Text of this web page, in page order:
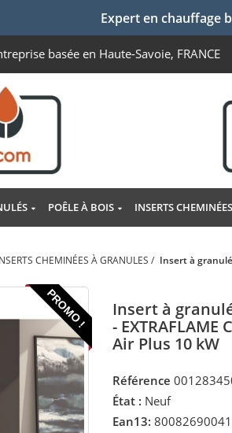
Expert en chauffage
basée en Haute-Savoie, FRANCE
POÊLE À BOIS INSERTS CHEMINÉES
CHEMINÉES À GRANULES / Insert à
PROMO !
Insert à
- EXTRAFLAME
Air Plus 10 kW
Référence
État : Neuf
Ean13: